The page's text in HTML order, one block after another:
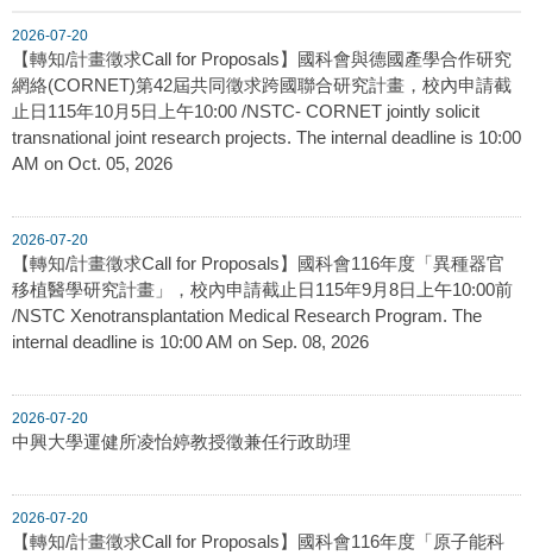
2026-07-20
【轉知/計畫徵求Call for Proposals】國科會與德國產學合作研究
網絡(CORNET)第42屆共同徵求跨國聯合研究計畫，校內申請截
止日115年10月5日上午10:00 /NSTC- CORNET jointly solicit
transnational joint research projects. The internal deadline is 10:00
AM on Oct. 05, 2026
2026-07-20
【轉知/計畫徵求Call for Proposals】國科會116年度「異種器官
移植醫學研究計畫」，校內申請截止日115年9月8日上午10:00前
/NSTC Xenotransplantation Medical Research Program. The
internal deadline is 10:00 AM on Sep. 08, 2026
2026-07-20
中興大學運健所凌怡婷教授徵兼任行政助理
2026-07-20
【轉知/計畫徵求Call for Proposals】國科會116年度「原子能科